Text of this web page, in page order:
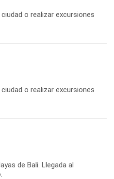
o realizar excursiones
o realizar excursiones
de Bali. Llegada al